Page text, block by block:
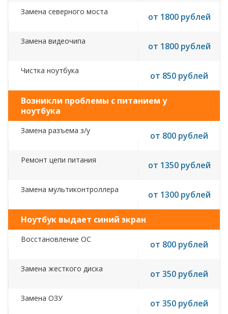
Замена северного моста от 1800 рублей
Замена видеочипа от 1800 рублей
Чистка ноутбука от 850 рублей
Возникли проблемы с питанием у
ноутбука
Замена разъема з/у от 800 рублей
Ремонт цепи питания от 1350 рублей
Замена мультиконтроллера от 1300 рублей
Ноутбук выдает синий экран
Восстановление ОС от 800 рублей
Замена жесткого диска от 350 рублей
Замена ОЗУ от 350 рублей